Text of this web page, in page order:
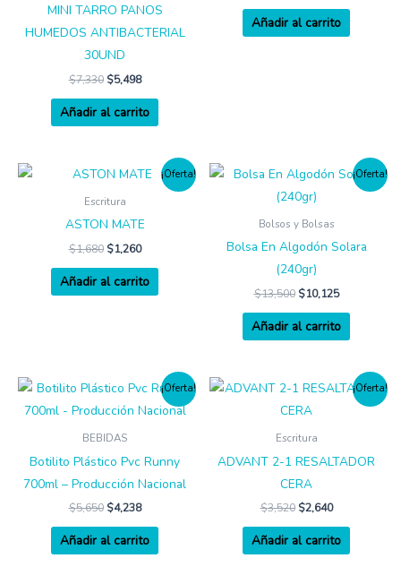
MINI TARRO PANOS
HUMEDOS ANTIBACTERIAL
30UND
$7,330 $5,498
Añadir al carrito
Añadir al carrito
¡Oferta!
Escritura
ASTON MATE
$1,680 $1,260
Añadir al carrito
¡Oferta!
Bolsos y Bolsas
Bolsa En Algodón Solara
(240gr)
$13,500 $10,125
Añadir al carrito
¡Oferta!
BEBIDAS
Botilito Plástico Pvc Runny
700ml – Producción Nacional
$5,650 $4,238
Añadir al carrito
¡Oferta!
Escritura
ADVANT 2-1 RESALTADOR
CERA
$3,520 $2,640
Añadir al carrito